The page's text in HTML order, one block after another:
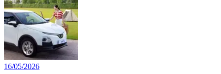
16/05/2026